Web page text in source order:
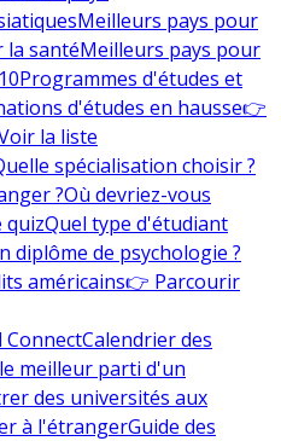
Meilleurs pays pour
la santéMeilleurs pays pour
Programmes d'études et
d'études en hausse👉
la liste
spécialisation choisir ?
?Où devriez-vous
quizQuel type d'étudiant
diplôme de psychologie ?
américains👉 Parcourir
ConnectCalendrier des
meilleur parti d'un
des universités aux
à l'étrangerGuide des